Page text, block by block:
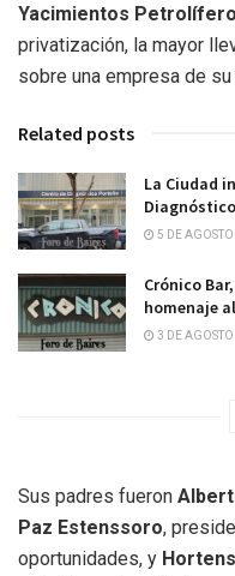
Yacimientos
privatización, la mayor
sobre una empresa de
Related posts
La Ciudad
5 DE
Crónico
homenaje
3 DE
Sus padres fueron
Paz Estenssoro,
oportunidades, y